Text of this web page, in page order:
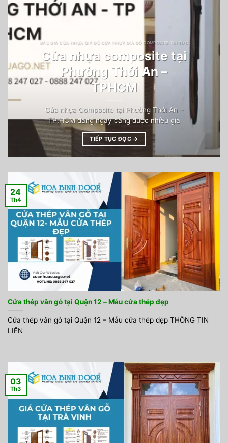
BÁO GIÁ CỬA NHỰA GIẢ GỖ CỬA NHỰA GIẢ GỖ COMPOSITE TIN TỨC
Cửa nhựa composite tại
Phường Thới An –
TPHCM
Cửa nhựa Composite tại Phường Thới An –
TP.HCM đang ngày càng được nhiều gia
TIẾP TỤC ĐỌC →
Cửa thép vân gỗ tại Quận 12 – Mẫu cửa thép đẹp
Cửa thép vân gỗ tại Quận 12 – Mẫu cửa thép đẹp THÔNG TIN
LIÊN
24
Th4
03
Th3